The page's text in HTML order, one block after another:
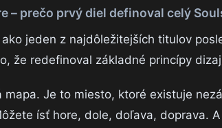
– prečo prvý diel definoval celý
jeden z najdôležitejších titulov
že redefinoval základné princípy
mapa. Je to miesto, ktoré existuje
ísť hore, dole, doľava, doprava.